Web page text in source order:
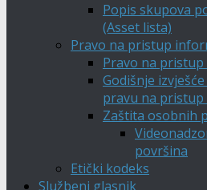
Popis skupova
(Asset lista)
Pravo na pristup
Pravo na
Godišnje
pravu na
Zaštita osobnih
površina
Etički kodeks
Službeni glasnik